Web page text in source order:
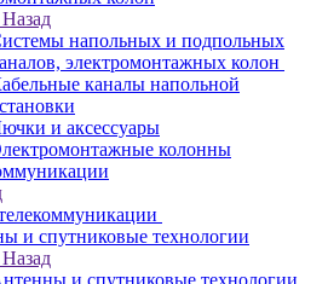
Назад
напольных и подпольных
электромонтажных колон
каналы напольной
и аксессуары
колонны
и спутниковые технологии
Назад
и спутниковые технологии